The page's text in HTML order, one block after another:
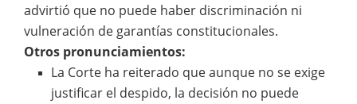
advirtió que no puede haber discriminación ni
vulneración de garantías constitucionales.
Otros pronunciamientos:
La Corte ha reiterado que aunque no se exige
justificar el despido, la decisión no puede